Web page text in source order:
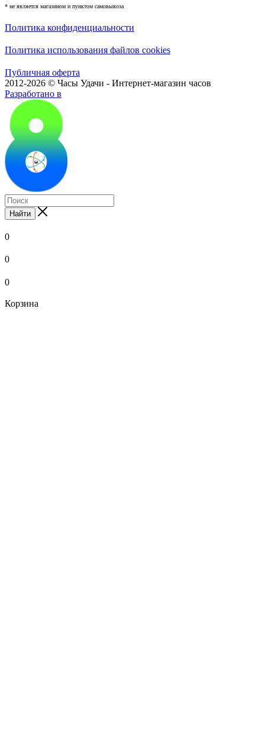
* не является магазином и пунктом самовывоза
Политика конфиденциальности
Политика использования файлов cookies
Публичная оферта
2012-2026 © Часы Удачи - Интернет-магазин часов
Разработано в
Найти
0
0
0
Корзина